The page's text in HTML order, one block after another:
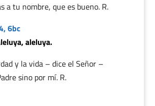
a tu nombre, que es bueno. R.
6bc
aleluya.
y la vida – dice el Señor –
sino por mí. R.